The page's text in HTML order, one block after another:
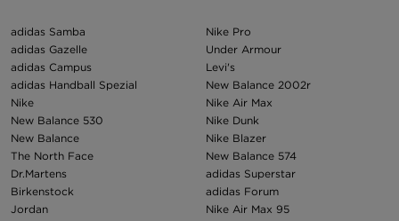
adidas Samba
adidas Gazelle
adidas Campus
adidas Handball Spezial
Nike
New Balance 530
New Balance
The North Face
Dr.Martens
Birkenstock
Jordan
Nike Pro
Under Armour
Levi's
New Balance 2002r
Nike Air Max
Nike Dunk
Nike Blazer
New Balance 574
adidas Superstar
adidas Forum
Nike Air Max 95